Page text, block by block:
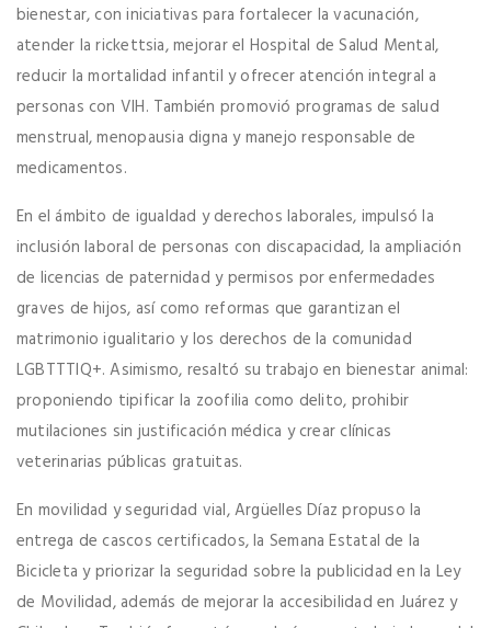
bienestar, con iniciativas para fortalecer la vacunación,
atender la rickettsia, mejorar el Hospital de Salud Mental,
reducir la mortalidad infantil y ofrecer atención integral a
personas con VIH. También promovió programas de salud
menstrual, menopausia digna y manejo responsable de
medicamentos.
En el ámbito de igualdad y derechos laborales, impulsó la
inclusión laboral de personas con discapacidad, la ampliación
de licencias de paternidad y permisos por enfermedades
graves de hijos, así como reformas que garantizan el
matrimonio igualitario y los derechos de la comunidad
LGBTTTIQ+. Asimismo, resaltó su trabajo en bienestar animal:
proponiendo tipificar la zoofilia como delito, prohibir
mutilaciones sin justificación médica y crear clínicas
veterinarias públicas gratuitas.
En movilidad y seguridad vial, Argüelles Díaz propuso la
entrega de cascos certificados, la Semana Estatal de la
Bicicleta y priorizar la seguridad sobre la publicidad en la Ley
de Movilidad, además de mejorar la accesibilidad en Juárez y